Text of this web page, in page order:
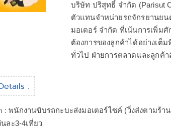
บริษัท ปริสุทธิ์ จำกัด (Parisut
ตัวแทนจำหน่ายรถจักรยานยน
มอเตอร์ จำกัด ที่เน้นการเพิ่ม
ต้องการของลูกค้าได้อย่างเต็
ทั่วไป ฝ่ายการตลาดและลูกค้
:
:พนักงานขับรถกะบะส่งมอเตอร์ไซค์ (วิ่งส่งตามร้า
ละ3-4เที่ยว